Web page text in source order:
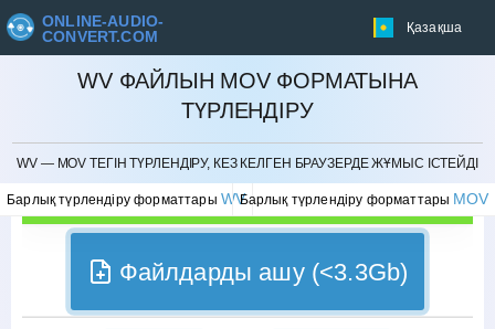
ONLINE-AUDIO-
CONVERT.COM
Қазақша
WV ФАЙЛЫН MOV ФОРМАТЫНА
ТҮРЛЕНДІРУ
WV — MOV ТЕГІН ТҮРЛЕНДІРУ, КЕЗ КЕЛГЕН БРАУЗЕРДЕ ЖҰМЫС ІСТЕЙДІ
Барлық түрлендіру форматтары WVБарлық түрлендіру форматтары MOV
БОЛДЫРМАУ
Файлдарды ашу (<3.3Gb)